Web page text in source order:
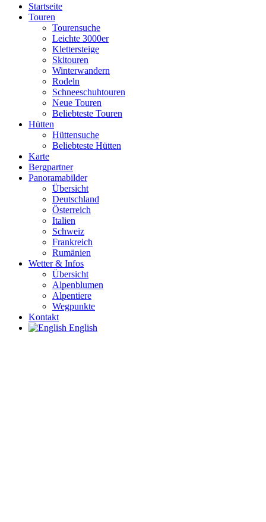
Startseite
Touren
Tourensuche
Leichte 3000er
Klettersteige
Skitouren
Winterwandern
Rodeln
Schneeschuhtouren
Neue Touren
Beliebteste Touren
Hütten
Hüttensuche
Beliebteste Hütten
Karte
Bergpartner
Panoramabilder
Übersicht
Deutschland
Österreich
Italien
Schweiz
Frankreich
Rumänien
Wetter & Infos
Übersicht
Alpenblumen
Alpentiere
Wegpunkte
Kontakt
English